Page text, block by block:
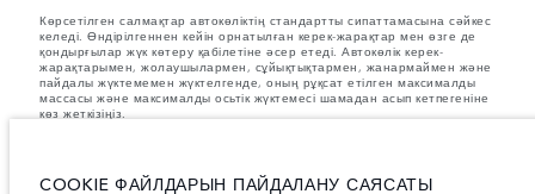
Көрсетілген салмақтар автокөліктің стандартты сипаттамасына сәйкес
келеді. Өндірілгеннен кейін орнатылған керек-жарақтар мен өзге де
қондырғылар жүк көтеру қабілетіне әсер етеді. Автокөлік керек-
жарақтарымен, жолаушылармен, сұйықтықтармен, жанармаймен және
пайдалы жүктемемен жүктелгенде, оның рұқсат етілген максималды
массасы және максималды осьтік жүктемесі шамадан асып кетпегеніне
көз жеткізіңіз.
құрастыру сипаттамаларына, опциялардың қолжетімділігіне және
құрастыру уақытына әсер етуде. Бұл өте динамикалық жағдай, осыған
COOKIE ФАЙЛДАРЫН ПАЙДАЛАНУ САЯСАТЫ